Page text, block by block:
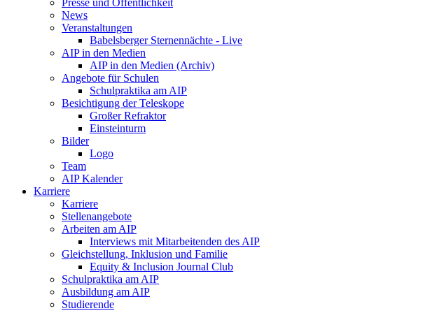
Presse und Öffentlichkeit
News
Veranstaltungen
Babelsberger Sternennächte - Live
AIP in den Medien
AIP in den Medien (Archiv)
Angebote für Schulen
Schulpraktika am AIP
Besichtigung der Teleskope
Großer Refraktor
Einsteinturm
Bilder
Logo
Team
AIP Kalender
Karriere
Karriere
Stellenangebote
Arbeiten am AIP
Interviews mit Mitarbeitenden des AIP
Gleichstellung, Inklusion und Familie
Equity & Inclusion Journal Club
Schulpraktika am AIP
Ausbildung am AIP
Studierende